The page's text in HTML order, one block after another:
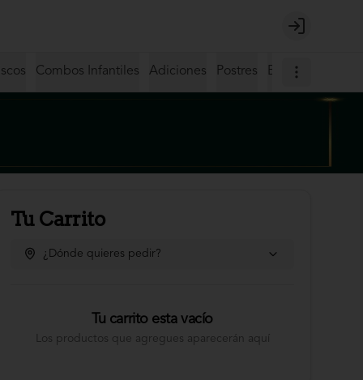
Login
Combos Infantiles Adiciones Postres Bebidas
Tu Carrito
¿Dónde quieres pedir?
Tu carrito esta vacío
Los productos que agregues aparecerán aquí